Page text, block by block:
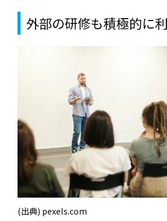
外部の研修も積極的に
(出典) pexels.com